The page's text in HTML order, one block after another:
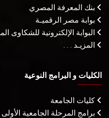
بنك المعرفة المصري
بوابة مصر الرقميـة
البوابة الإلكترونية للشكاوى
المزيـد . . .
الكليات و البرامج النوعية
كليات الجامعة
برامج المرحلة الجامعية الأولى